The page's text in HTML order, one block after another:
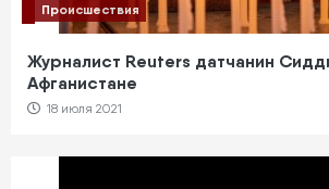
Байден поддерживает
Израилем и Палестиной
Происшествия
Журналист Reuters датчанин
Афганистане
18 июля 2021